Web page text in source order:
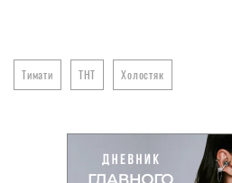
Тимати ТНТ Холостяк